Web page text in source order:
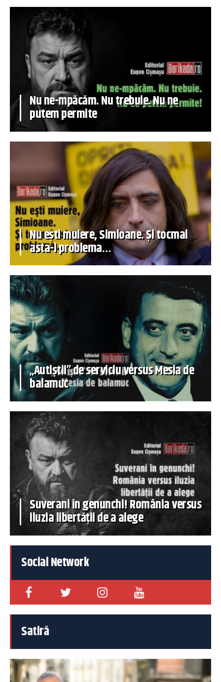
Nu ne-mpăcăm. Nu trebuie. Nu ne
putem permite
Nu ești muiere, Simioane. Și tocmai
asta-i problema…
„Autiștii” de serviciu versus Mesia de
balamuc
Suverani în genunchi! România versus
iluzia libertății de a alege
Social Network
Satiră